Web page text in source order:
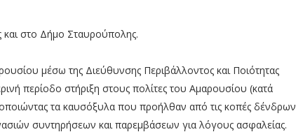
στο Δήμο Σταυρούπολης.
μέσω της Διεύθυνσης Περιβάλλοντος και Ποιότητας
περίοδο στήριξη στους πολίτες του Αμαρουσίου (κατά
τα καυσόξυλα που προήλθαν από τις κοπές δένδρων
συντηρήσεων και παρεμβάσεων για λόγους ασφαλείας.